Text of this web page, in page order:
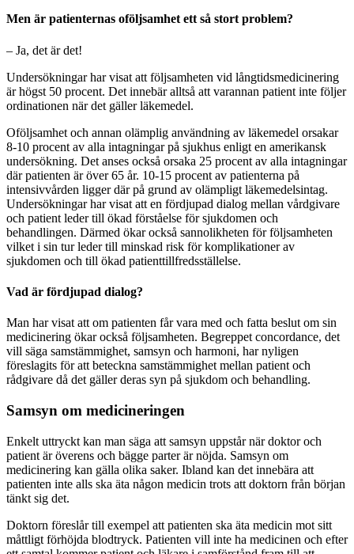
Men är patienternas oföljsamhet ett så stort problem?
– Ja, det är det!
Undersökningar har visat att följsamheten vid långtidsmedicinering
är högst 50 procent. Det innebär alltså att varannan patient inte följer
ordinationen när det gäller läkemedel.
Oföljsamhet och annan olämplig användning av läkemedel orsakar
8-10 procent av alla intagningar på sjukhus enligt en amerikansk
undersökning. Det anses också orsaka 25 procent av alla intagningar
där patienten är över 65 år. 10-15 procent av patienterna på
intensivvården ligger där på grund av olämpligt läkemedelsintag.
Undersökningar har visat att en fördjupad dialog mellan vårdgivare
och patient leder till ökad förståelse för sjukdomen och
behandlingen. Därmed ökar också sannolikheten för följsamheten
vilket i sin tur leder till minskad risk för komplikationer av
sjukdomen och till ökad patienttillfredsställelse.
Vad är fördjupad dialog?
Man har visat att om patienten får vara med och fatta beslut om sin
medicinering ökar också följsamheten. Begreppet concordance, det
vill säga samstämmighet, samsyn och harmoni, har nyligen
föreslagits för att beteckna samstämmighet mellan patient och
rådgivare då det gäller deras syn på sjukdom och behandling.
Samsyn om medicineringen
Enkelt uttryckt kan man säga att samsyn uppstår när doktor och
patient är överens och bägge parter är nöjda. Samsyn om
medicinering kan gälla olika saker. Ibland kan det innebära att
patienten inte alls ska äta någon medicin trots att doktorn från början
tänkt sig det.
Doktorn föreslår till exempel att patienten ska äta medicin mot sitt
måttligt förhöjda blodtryck. Patienten vill inte ha medicinen och efter